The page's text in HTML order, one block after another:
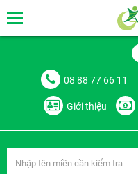
08 88 77 66 11
Giới thiệu